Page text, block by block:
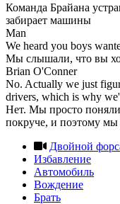
Команда Брайана
забирает машины
Man
We heard you boys
Мы слышали, что вы
Brian O'Conner
No. Actually we just
drivers, which is why
Нет. Мы просто
покруче, и поэтому мы
Двойной
Избавление
Автомобиль
Вождение
Брать